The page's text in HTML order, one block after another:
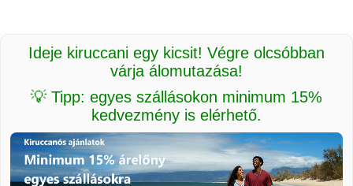
Ideje kiruccani egy kicsit! Végre olcsóbban
várja álomutazása!
💡 Tipp: egyes szállásokon minimum 15%
kedvezmény is elérhető.